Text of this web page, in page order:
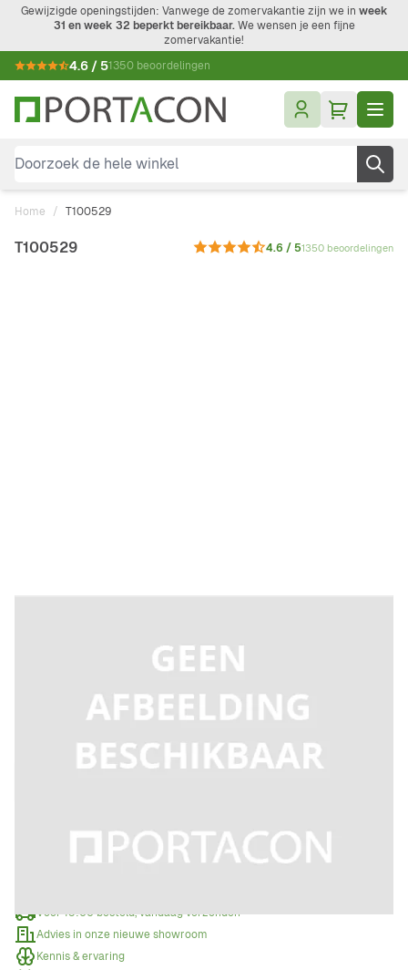
Ga naar de inhoud
Gewijzigde openingstijden: Vanwege de zomervakantie zijn we in week
31 en week 32 beperkt bereikbaar.We wensen je een fijne
zomervakantie!
4.6 / 51350 beoordelingen
Doorzoek de hele winkel
Home / T100529
T100529 4.6 / 51350 beoordelingen
Incl. BTW
€ 70,80
Offerte aanvragen
Wanneer een offerte aanvragen?
Voor 15:00 besteld, vandaag verzonden
Advies in onze nieuwe showroom
Kennis & ervaring